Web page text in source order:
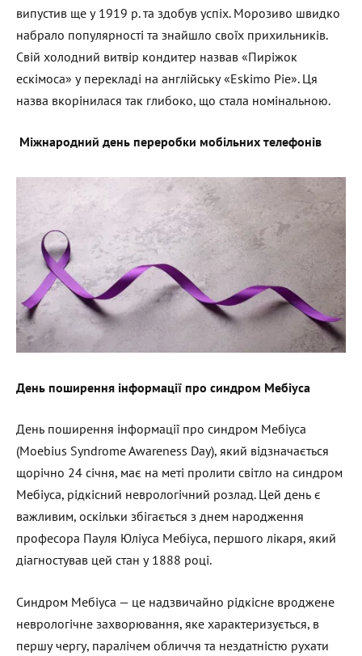
випустив ще у 1919 р. та здобув успіх. Морозиво швидко
набрало популярності та знайшло своїх прихильників.
Свій холодний витвір кондитер назвав «Пиріжок
ескімоса» у перекладі на англійську «Eskimo Pie». Ця
назва вкорінилася так глибоко, що стала номінальною.
Міжнародний день переробки мобільних телефонів
День поширення інформації про синдром Мебіуса
День поширення інформації про синдром Мебіуса
(Moebius Syndrome Awareness Day), який відзначається
щорічно 24 січня, має на меті пролити світло на синдром
Мебіуса, рідкісний неврологічний розлад. Цей день є
важливим, оскільки збігається з днем народження
професора Пауля Юліуса Мебіуса, першого лікаря, який
діагностував цей стан у 1888 році.
Синдром Мебіуса — це надзвичайно рідкісне вроджене
неврологічне захворювання, яке характеризується, в
першу чергу, паралічем обличчя та нездатністю рухати